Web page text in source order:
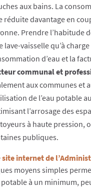
aux bains. La
réduite davantage en
Prendre l’habitude
lave-vaisselle qu’à
d’eau et la
communal et
aux communes et
de l’eau potable
l’arrosage des
à haute pression,
publiques.
site internet de
moyens simples
potable à un minimum,